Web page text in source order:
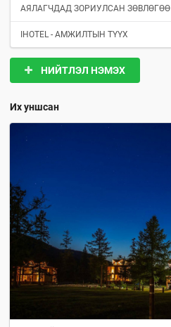
АЯЛАГЧДАД ЗОРИУЛСАН ЗӨВЛӨГӨӨ
IHOTEL - АМЖИЛТЫН ТҮҮХ
НИЙТЛЭЛ НЭМЭХ
Их уншсан